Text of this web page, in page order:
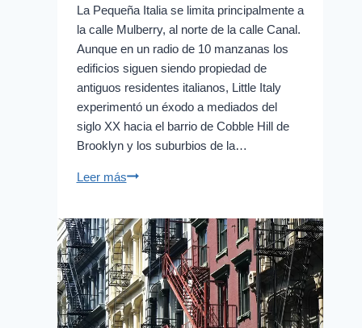
La Pequeña Italia se limita principalmente a
la calle Mulberry, al norte de la calle Canal.
Aunque en un radio de 10 manzanas los
edificios siguen siendo propiedad de
antiguos residentes italianos, Little Italy
experimentó un éxodo a mediados del
siglo XX hacia el barrio de Cobble Hill de
Brooklyn y los suburbios de la…
Leer másLa